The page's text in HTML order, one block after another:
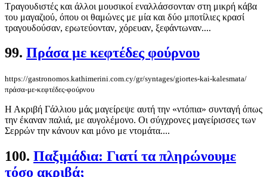
Τραγουδιστές και άλλοι μουσικοί εναλλάσσονταν στη μικρή κάβα
του μαγαζιού, όπου οι θαμώνες με μία και δύο μποτίλιες κρασί
τραγουδούσαν, ερωτεύονταν, χόρευαν, ξεφάντωναν....
99. Πράσα με κεφτέδες φούρνου
https://gastronomos.kathimerini.com.cy/gr/syntages/giortes-kai-kalesmata/
πράσα-με-κεφτέδες-φούρνου
Η Ακριβή Γάλλιου μάς μαγείρεψε αυτή την «ντόπια» συνταγή όπως
την έκαναν παλιά, με αυγολέμονο. Οι σύγχρονες μαγείρισσες των
Σερρών την κάνουν και μόνο με ντομάτα....
100. Παξιμάδια: Γιατί τα πληρώνουμε
τόσο ακριβά;